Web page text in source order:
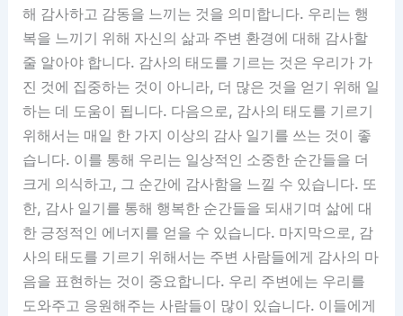
해 감사하고 감동을 느끼는 것을 의미합니다. 우리는 행
복을 느끼기 위해 자신의 삶과 주변 환경에 대해 감사할
줄 알아야 합니다. 감사의 태도를 기르는 것은 우리가 가
진 것에 집중하는 것이 아니라, 더 많은 것을 얻기 위해 일
하는 데 도움이 됩니다. 다음으로, 감사의 태도를 기르기
위해서는 매일 한 가지 이상의 감사 일기를 쓰는 것이 좋
습니다. 이를 통해 우리는 일상적인 소중한 순간들을 더
크게 의식하고, 그 순간에 감사함을 느낄 수 있습니다. 또
한, 감사 일기를 통해 행복한 순간들을 되새기며 삶에 대
한 긍정적인 에너지를 얻을 수 있습니다. 마지막으로, 감
사의 태도를 기르기 위해서는 주변 사람들에게 감사의 마
음을 표현하는 것이 중요합니다. 우리 주변에는 우리를
도와주고 응원해주는 사람들이 많이 있습니다. 이들에게